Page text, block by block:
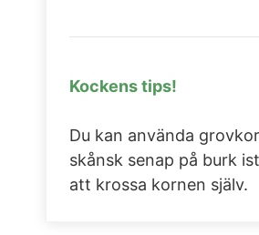
Kockens tips!
Du kan använda
skånsk senap på burk
att krossa kornen själv.